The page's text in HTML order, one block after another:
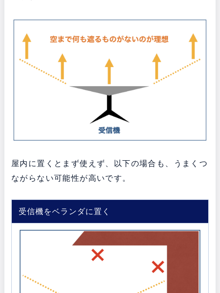
屋内に置くとまず使えず、以下の場合も、うまくつ
ながらない可能性が高いです。
受信機をベランダに置く